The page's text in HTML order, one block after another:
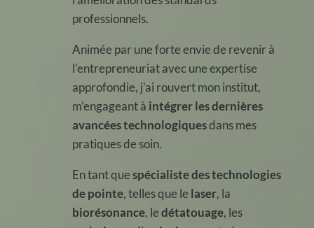
professionnels.
Animée par une forte envie de revenir à
l’entrepreneuriat avec une expertise
approfondie, j’ai rouvert mon institut,
m’engageant à intégrer les dernières
avancées technologiquesdans mes
pratiques de soin.
En tant quespécialiste des technologies
de pointe, telles que le laser, la
biorésonance, ledétatouage, les